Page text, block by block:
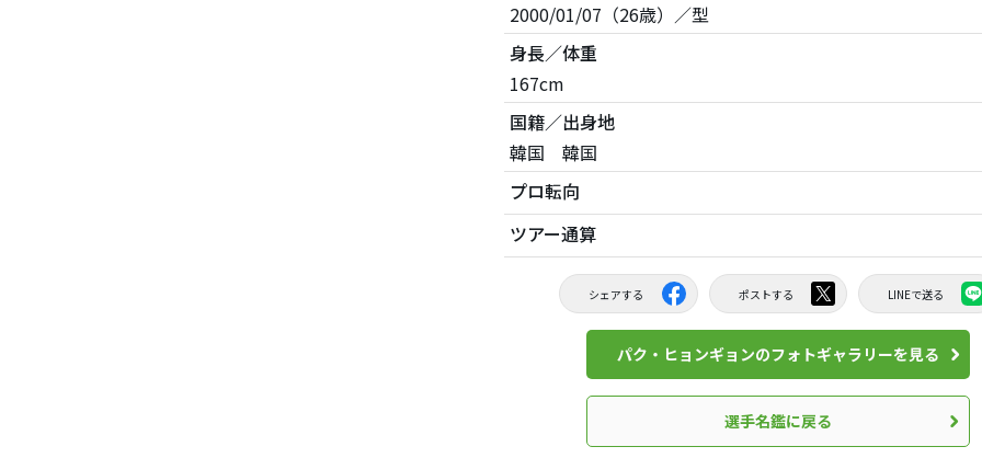
2000/01/07（26歳）／型
身長／体重
167cm
国籍／出身地
韓国 韓国
プロ転向
ツアー通算
シェアする ポストする LINEで送る
パク・ヒョンギョンのフォトギャラリーを見る
選手名鑑に戻る